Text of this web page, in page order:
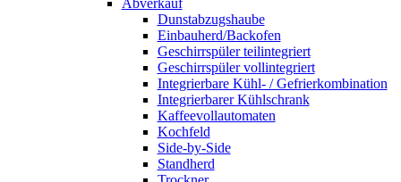
Abverkauf
Dunstabzugshaube
Einbauherd/Backofen
Geschirrspüler teilintegriert
Geschirrspüler vollintegriert
Integrierbare Kühl- / Gefrierkombination
Integrierbarer Kühlschrank
Kaffeevollautomaten
Kochfeld
Side-by-Side
Standherd